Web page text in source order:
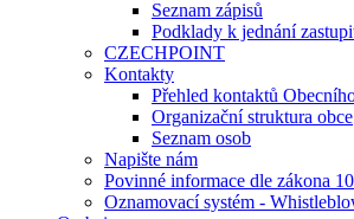
Seznam zápisů
Podklady k jednání
CZECHPOINT
Kontakty
Přehled kontaktů
Organizační struktura obce
Seznam osob
Napište nám
Povinné informace dle zákona
Oznamovací systém -